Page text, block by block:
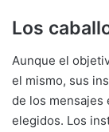
Los
Aunque el
el mismo, sus
de los mensajes
elegidos. Los